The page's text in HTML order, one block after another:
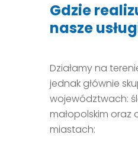
Gdzie
nasze
Działamy na
jednak głównie
województwach:
małopolskim oraz
miastach: